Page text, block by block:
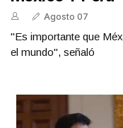
Agosto 07
"Es importante que
el mundo", señaló